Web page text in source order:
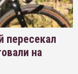
пересекал
на